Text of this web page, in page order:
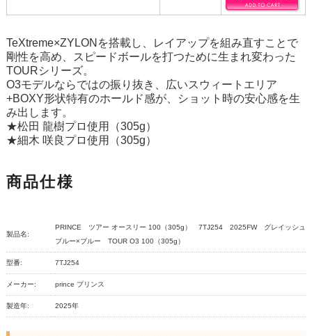
TeXtreme×ZYLONを搭載し、レイアップを組み直すことで
剛性を高め、スピードボールを打つために生まれ変わった
TOURシリーズ。
O3モデルならではの振り抜き、広いスウィートエリア
+BOXY形状特有のホールド感が、ショット時の安心感を生
み出します。
★松田 龍樹プロ使用（305g）
★細木 咲良プロ使用（305g）
商品仕様
製品名:
PRINCE ツアー オースリー 100（305g） 7TJ254 2025FW グレイッシュ
ブルー×ブルー TOUR O3 100（305g）
型番: 7TJ254
メーカー: prince プリンス
製造年: 2025年